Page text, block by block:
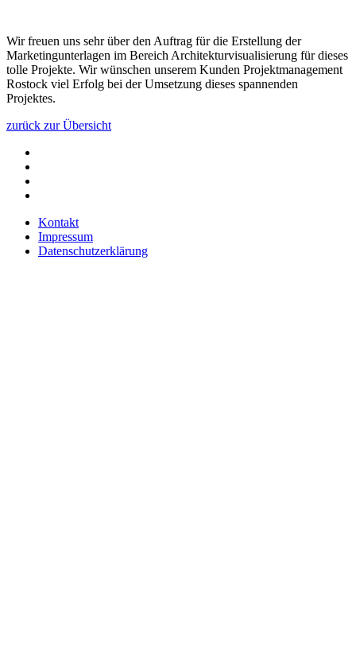
Wir freuen uns sehr über den Auftrag für die Erstellung der
Marketingunterlagen im Bereich Architekturvisualisierung für dieses
tolle Projekte. Wir wünschen unserem Kunden Projektmanagement
Rostock viel Erfolg bei der Umsetzung dieses spannenden
Projektes.
zurück zur Übersicht
Kontakt
Impressum
Datenschutzerklärung